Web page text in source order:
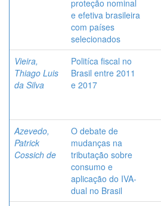
proteção nominal
e efetiva brasileira
com países
selecionados
Vieira,
Thiago Luis
da Silva
Politíca fiscal no
Brasil entre 2011
e 2017
Azevedo,
Patrick
Cossich de
O debate de
mudanças na
tributação sobre
consumo e
aplicação do IVA-
dual no Brasil